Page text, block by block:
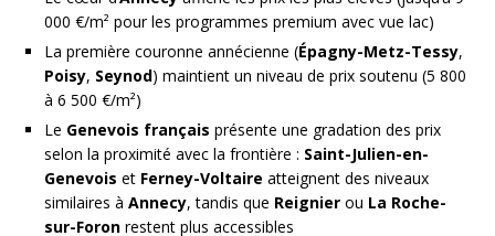
000 €/m² pour les programmes premium avec vue lac)
La première couronne annécienne (Épagny-Metz-Tessy,
Poisy, Seynod) maintient un niveau de prix soutenu (5 800
à 6 500 €/m²)
Le Genevois français présente une gradation des prix
selon la proximité avec la frontière : Saint-Julien-en-
Genevois et Ferney-Voltaire atteignent des niveaux
similaires à Annecy, tandis que Reignier ou La Roche-
sur-Foron restent plus accessibles